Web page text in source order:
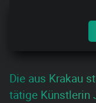
Die aus Krakau
tätige Künstlerin